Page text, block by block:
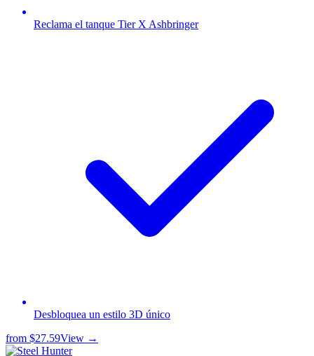
Reclama el tanque Tier X Ashbringer
Desbloquea un estilo 3D único
from $27.59View →